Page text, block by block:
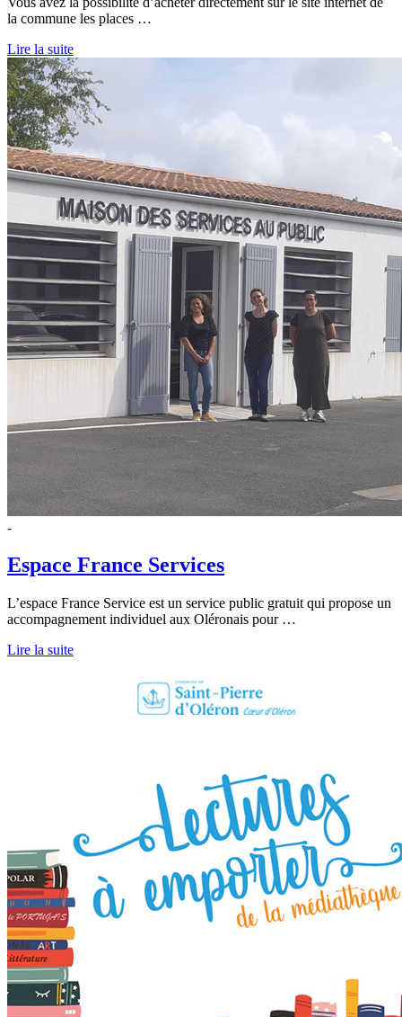
la commune les places …
Lire la suite
-
Espace France Services
L’espace France Service est un service public gratuit qui propose un
accompagnement individuel aux Oléronais pour …
Lire la suite